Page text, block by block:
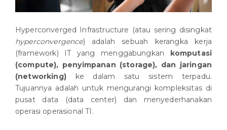
Hyperconverged Infrastructure (atau sering disingkat
hyperconvergence) adalah sebuah kerangka kerja
(framework) IT yang menggabungkan komputasi
(compute), penyimpanan (storage), dan jaringan
(networking)ke dalam satu sistem terpadu.
Tujuannya adalah untuk mengurangi kompleksitas di
pusat data (data center) dan menyederhanakan
operasi operasional TI.